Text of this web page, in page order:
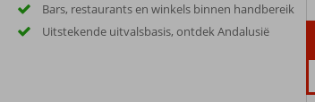
Bars, restaurants en winkels binnen handbereik
Uitstekende uitvalsbasis, ontdek Andalusië